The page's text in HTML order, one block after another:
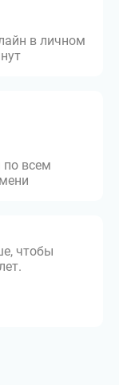
в личном
по всем
чтобы